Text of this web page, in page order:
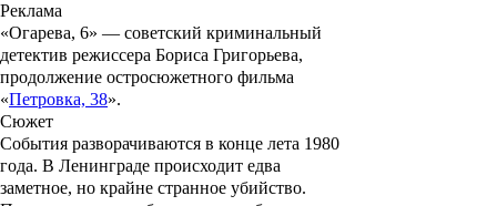
Реклама
«Огарева, 6» — советский криминальный
детектив режиссера Бориса Григорьева,
продолжение остросюжетного фильма
«Петровка, 38».
Сюжет
События разворачиваются в конце лета 1980
года. В Ленинграде происходит едва
заметное, но крайне странное убийство.